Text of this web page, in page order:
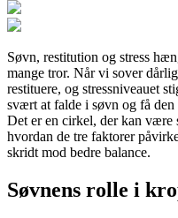
Søvn, restitution og stress
mange tror. Når vi sover
restituere, og stressniveauet
svært at falde i søvn og få
Det er en cirkel, der kan være
hvordan de tre faktorer
skridt mod bedre balance.
Søvnens rolle i